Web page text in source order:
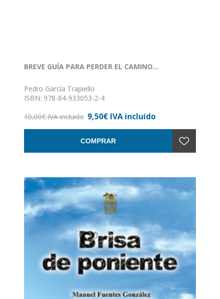
BREVE GUÍA PARA PERDER EL CAMINO...
Pedro García Trapiello
ISBN: 978-84-933053-2-4
Encuadernación: Rústica
10,00€ IVA incluido 9,50€ IVA incluido
COMPRAR